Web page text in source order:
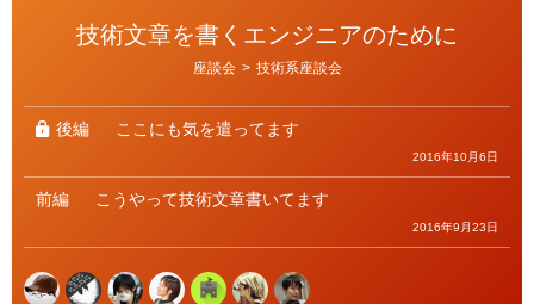
技術文章を書くエンジニアのために
リ
ー
座談会 > 技術系座談会
後編 ここにも気を遣ってます
2016年10月6日
前編 こうやって技術文章書いてます
2016年9月23日